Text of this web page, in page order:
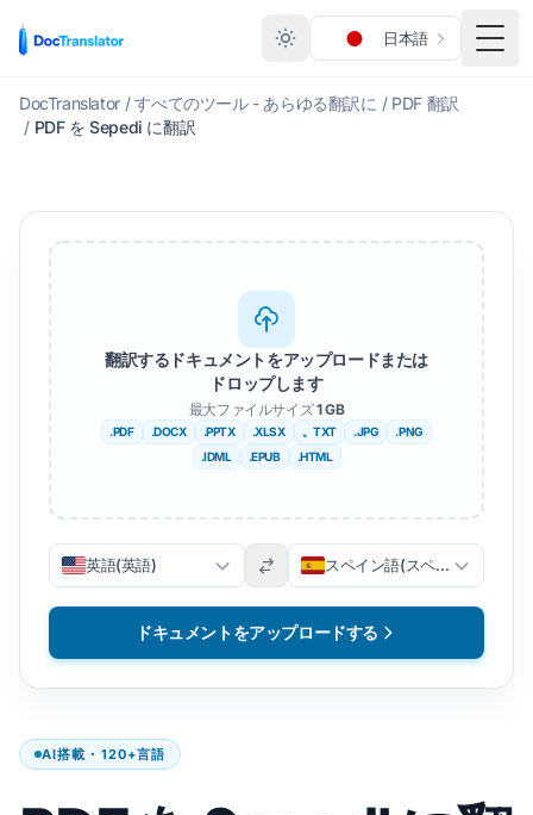
日本語
メニ
DocTranslator / すべてのツール - あらゆる翻訳に / PDF 翻訳
/ PDF を Sepedi に翻訳
AI搭載・120+言語
翻訳するドキュメントをアップロードまたは
ドロップします
最大ファイルサイズ1 GB
.PDF .DOCX .PPTX .XLSX 。TXT .JPG
.PNG
.IDML
.EPUB .HTML
英語(英語) スペイン語(スペイン語)
ドキュメントをアップロードする